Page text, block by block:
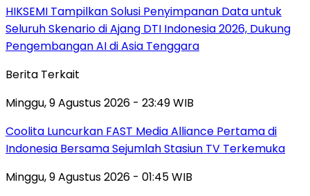
HIKSEMI Tampilkan Solusi Penyimpanan Data untuk
Seluruh Skenario di Ajang DTI Indonesia 2026, Dukung
Pengembangan AI di Asia Tenggara
Berita Terkait
Minggu, 9 Agustus 2026 - 23:49 WIB
Coolita Luncurkan FAST Media Alliance Pertama di
Indonesia Bersama Sejumlah Stasiun TV Terkemuka
Minggu, 9 Agustus 2026 - 01:45 WIB